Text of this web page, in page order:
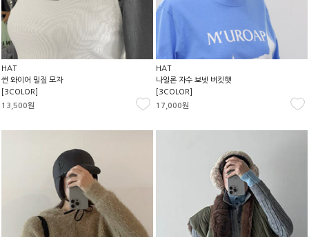
HAT
썬 와이어 밀짚 모자
[3COLOR]
13,500원
HAT
나일론 자수 보넷 버킷햇
[3COLOR]
17,000원